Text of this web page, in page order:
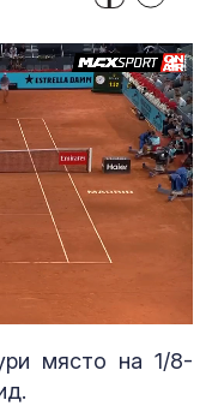
място на 1/8-